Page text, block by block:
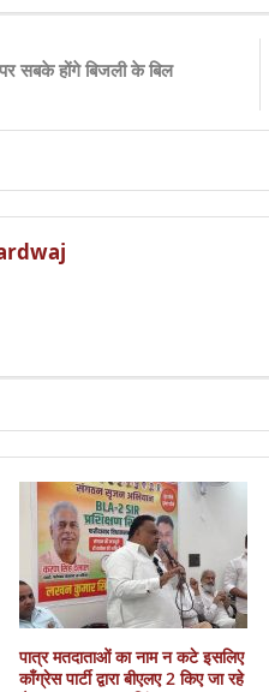
सबके होंगे बिजली के बिल
पात्र मतदाताओं का नाम न कटे इसलिए
काँग्रेस पार्टी द्वारा बीएलए 2 किए जा रहे